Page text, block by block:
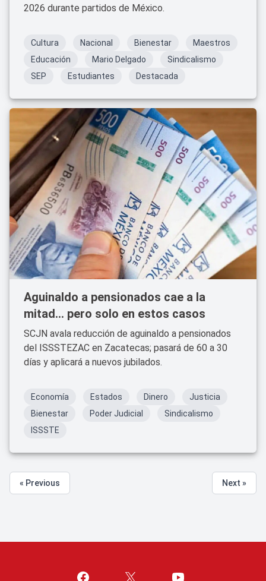
2026 durante partidos de México.
Cultura Nacional Bienestar
Maestros
Educación
Mario Delgado
Sindicalismo
SEP
Estudiantes Destacada
Aguinaldo a pensionados cae a la
mitad… pero solo en estos casos
SCJN avala reducción de aguinaldo a pensionados
del ISSSTEZAC en Zacatecas; pasará de 60 a 30
días y aplicará a nuevos jubilados.
Economía Estados Dinero
Justicia
Bienestar
Poder Judicial
Sindicalismo
ISSSTE
« Previous Next »